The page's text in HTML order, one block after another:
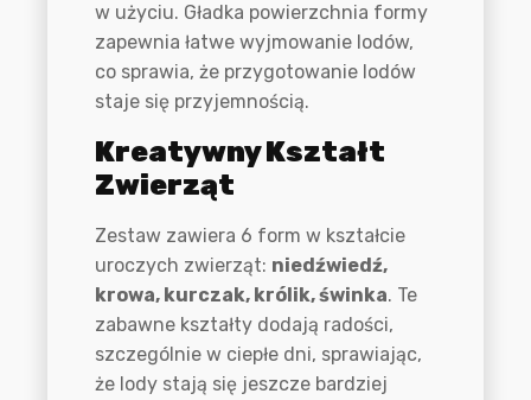
w użyciu. Gładka powierzchnia formy
zapewnia łatwe wyjmowanie lodów,
co sprawia, że przygotowanie lodów
staje się przyjemnością.
Kreatywny Kształt
Zwierząt
Zestaw zawiera 6 form w kształcie
uroczych zwierząt: niedźwiedź,
krowa, kurczak, królik, świnka. Te
zabawne kształty dodają radości,
szczególnie w ciepłe dni, sprawiając,
że lody stają się jeszcze bardziej